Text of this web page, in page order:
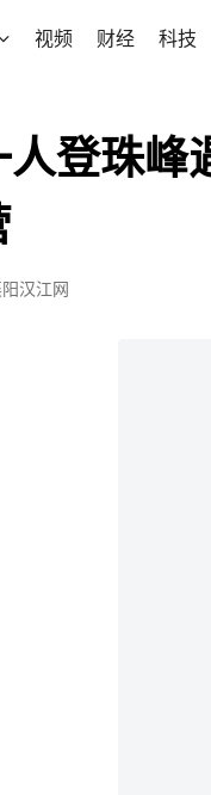
视频 财经 科技
登珠峰
汉江网